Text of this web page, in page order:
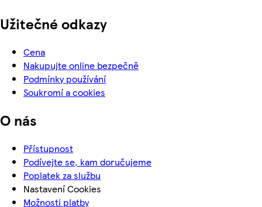
Užitečné odkazy
Cena
Nakupujte online bezpečně
Podmínky používání
Soukromí a cookies
O nás
Přístupnost
Podívejte se, kam doručujeme
Poplatek za službu
Nastavení Cookies
Možnosti platby